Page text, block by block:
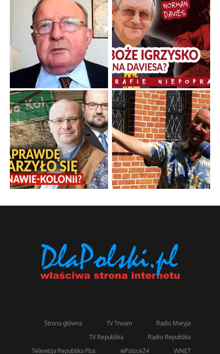
Niezwykły scenariusz bez państwowej dotacji
Reżyser Jerzy Zalewski przedstawia kulisy powstawania swoich
dokumentów, wyzwania związane z ich finansowaniem oraz
nieznane fakty dotyczące biografii...
Popularne